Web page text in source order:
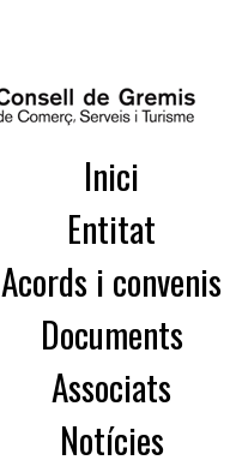
Inici
Entitat
Acords i convenis
Documents
Associats
Notícies